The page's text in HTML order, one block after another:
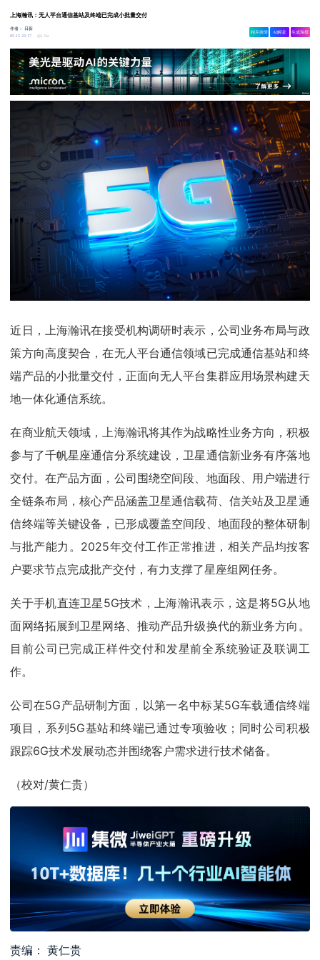
上海瀚讯：无人平台通信基站及终端已完成小批量交付
作者：
日新
05-15 22:17
1.9w
相关舆情 AI解读 生成海报
近日，上海瀚讯在接受机构调研时表示，公司业务布局与政
策方向高度契合，在无人平台通信领域已完成通信基站和终
端产品的小批量交付，正面向无人平台集群应用场景构建天
地一体化通信系统。
在商业航天领域，上海瀚讯将其作为战略性业务方向，积极
参与了千帆星座通信分系统建设，卫星通信新业务有序落地
交付。在产品方面，公司围绕空间段、地面段、用户端进行
全链条布局，核心产品涵盖卫星通信载荷、信关站及卫星通
信终端等关键设备，已形成覆盖空间段、地面段的整体研制
与批产能力。2025年交付工作正常推进，相关产品均按客
户要求节点完成批产交付，有力支撑了星座组网任务。
关于手机直连卫星5G技术，上海瀚讯表示，这是将5G从地
面网络拓展到卫星网络、推动产品升级换代的新业务方向。
目前公司已完成正样件交付和发星前全系统验证及联调工
作。
公司在5G产品研制方面，以第一名中标某5G车载通信终端
项目，系列5G基站和终端已通过专项验收；同时公司积极
跟踪6G技术发展动态并围绕客户需求进行技术储备。
（校对/黄仁贵）
责编： 黄仁贵